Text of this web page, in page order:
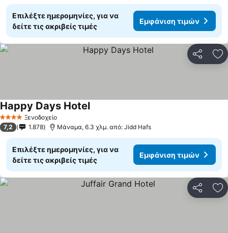
Επιλέξτε ημερομηνίες, για να
δείτε τις ακριβείς τιμές
Εμφάνιση τιμών
4 ΑστέριαΞενοδοχείο
Happy Days HotelΕμφάνιση τιμών
7,2 1.878 Μάναμα, 6.3 χλμ. από: Jidd Hafs
Επιλέξτε ημερομηνίες, για να
δείτε τις ακριβείς τιμές
Εμφάνιση τιμών